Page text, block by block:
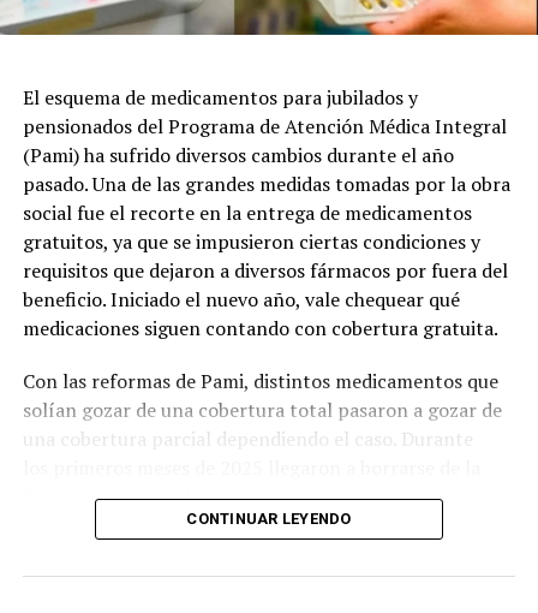
El esquema de medicamentos para jubilados y
pensionados del Programa de Atención Médica Integral
(Pami) ha sufrido diversos cambios durante el año
pasado. Una de las grandes medidas tomadas por la obra
social fue el recorte en la entrega de medicamentos
gratuitos, ya que se impusieron ciertas condiciones y
requisitos que dejaron a diversos fármacos por fuera del
beneficio. Iniciado el nuevo año, vale chequear qué
medicaciones siguen contando con cobertura gratuita.
Con las reformas de Pami, distintos medicamentos que
solían gozar de una cobertura total pasaron a gozar de
una cobertura parcial dependiendo el caso. Durante
lista habitual más de 44 fármacos gratuitos. Por esta
razón, todo afiliado que no se encuentra dentro del
una parte de las medicinas que requiera para su
CONTINUAR LEYENDO